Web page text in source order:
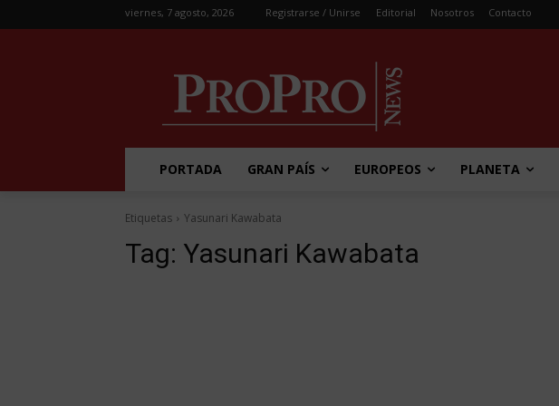
viernes, 7 agosto, 2026 Registrarse / Unirse Editorial Nosotros Contacto
PORTADA GRAN PAÍS EUROPEOS PLANETA
Etiquetas Yasunari Kawabata
Tag: Yasunari Kawabata